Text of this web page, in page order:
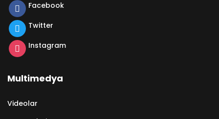
Facebook
Twitter
Instagram
Multimedya
Videolar